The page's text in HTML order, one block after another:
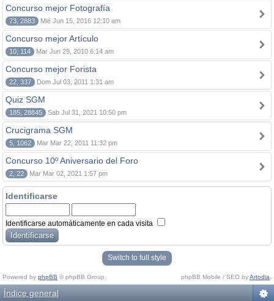
Concurso mejor Fotografía
73, 2883 Mié Jun 15, 2016 12:10 am
Concurso mejor Artículo
10, 114 Mar Jun 29, 2010 6:14 am
Concurso mejor Forista
22, 337 Dom Jul 03, 2011 1:31 am
Quiz SGM
185, 28845 Sab Jul 31, 2021 10:50 pm
Crucigrama SGM
5, 1062 Mar Mar 22, 2011 11:32 pm
Concurso 10º Aniversario del Foro
2, 22 Mar Mar 02, 2021 1:57 pm
Identificarse
Identificarse automáticamente en cada visita
Switch to full style
Powered by phpBB © phpBB Group. phpBB Mobile / SEO byArtodia
Índice general